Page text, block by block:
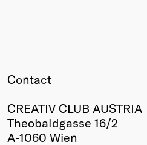
Contact
CREATIV CLUB AUSTRIA
Theobaldgasse 16/2
A-1060 Wien